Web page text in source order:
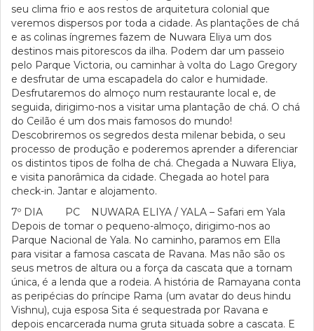
seu clima frio e aos restos de arquitetura colonial que
veremos dispersos por toda a cidade. As plantações de chá
e as colinas íngremes fazem de Nuwara Eliya um dos
destinos mais pitorescos da ilha. Podem dar um passeio
pelo Parque Victoria, ou caminhar à volta do Lago Gregory
e desfrutar de uma escapadela do calor e humidade.
Desfrutaremos do almoço num restaurante local e, de
seguida, dirigimo-nos a visitar uma plantação de chá. O chá
do Ceilão é um dos mais famosos do mundo!
Descobriremos os segredos desta milenar bebida, o seu
processo de produção e poderemos aprender a diferenciar
os distintos tipos de folha de chá. Chegada a Nuwara Eliya,
e visita panorâmica da cidade. Chegada ao hotel para
check-in. Jantar e alojamento.
7º DIA PC NUWARA ELIYA / YALA – Safari em Yala
Depois de tomar o pequeno-almoço, dirigimo-nos ao
Parque Nacional de Yala. No caminho, paramos em Ella
para visitar a famosa cascata de Ravana. Mas não são os
seus metros de altura ou a força da cascata que a tornam
única, é a lenda que a rodeia. A história de Ramayana conta
as peripécias do príncipe Rama (um avatar do deus hindu
Vishnu), cuja esposa Sita é sequestrada por Ravana e
depois encarcerada numa gruta situada sobre a cascata. E